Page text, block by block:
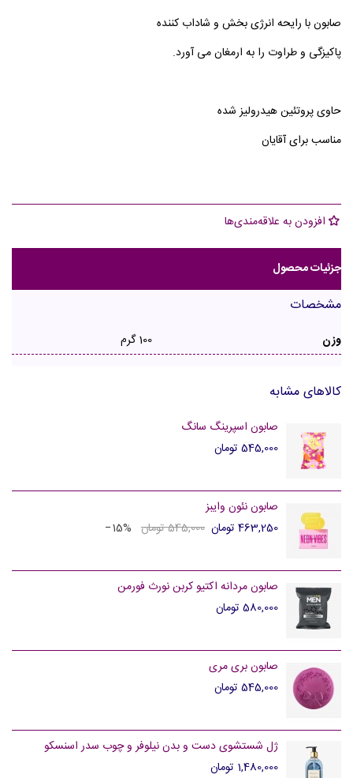
صابون با رایحه انرژی بخش و شاداب کننده
پاکیزگی و طراوت را به ارمغان می آورد.
حاوی پروتئین هیدرولیز شده
مناسب برای آقایان
افزودن به علاقه‌مندی‌ها
جزئیات محصول
مشخصات
وزن 100 گرم
کالاهای مشابه
صابون اسپرینگ سانگ
545,000 تومان
صابون نئون وایبز
463,250 تومان
545,000 تومان ‎−15%
صابون مردانه اکتیو کربن نورث فورمن
580,000 تومان
صابون بری مری
545,000 تومان
ژل شستشوی دست و بدن نیلوفر و چوب سدر اسنسکو
1,480,000 تومان